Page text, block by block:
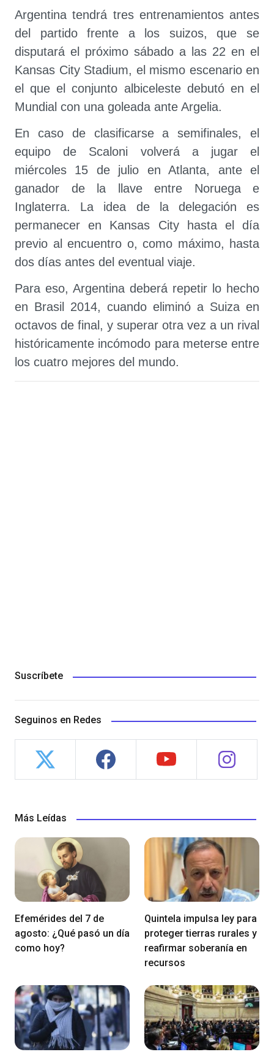
Argentina tendrá tres entrenamientos antes
del partido frente a los suizos, que se
disputará el próximo sábado a las 22 en el
Kansas City Stadium, el mismo escenario en
el que el conjunto albiceleste debutó en el
Mundial con una goleada ante Argelia.
En caso de clasificarse a semifinales, el
equipo de Scaloni volverá a jugar el
miércoles 15 de julio en Atlanta, ante el
ganador de la llave entre Noruega e
Inglaterra. La idea de la delegación es
permanecer en Kansas City hasta el día
previo al encuentro o, como máximo, hasta
dos días antes del eventual viaje.
Para eso, Argentina deberá repetir lo hecho
en Brasil 2014, cuando eliminó a Suiza en
octavos de final, y superar otra vez a un rival
históricamente incómodo para meterse entre
los cuatro mejores del mundo.
Suscríbete
Seguinos en Redes
Más Leídas
Efemérides del 7 de
agosto: ¿Qué pasó un día
como hoy?
Quintela impulsa ley para
proteger tierras rurales y
reafirmar soberanía en
recursos